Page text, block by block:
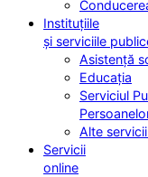
Instituțiile
și serviciile
Asistență
Educația
Serviciul
Alte
Servicii
online